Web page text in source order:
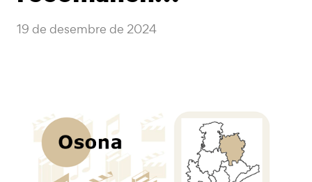
19 de desembre de 2024